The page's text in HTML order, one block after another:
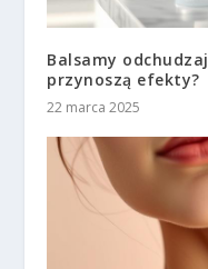
Balsamy
przynoszą efekty?
22 marca 2025